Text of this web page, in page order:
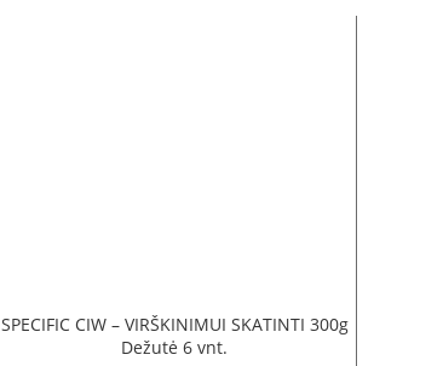
SPECIFIC CIW – VIRŠKINIMUI SKATINTI 300g
Dežutė 6 vnt.